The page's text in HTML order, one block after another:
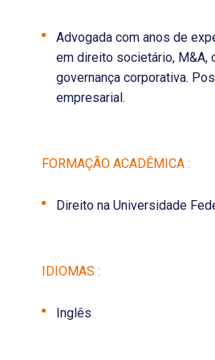
Advogada com anos de
em direito societário, M&A,
governança corporativa.
empresarial.
FORMAÇÃO ACADÊMICA :
Direito na Universidade
IDIOMAS :
Inglês